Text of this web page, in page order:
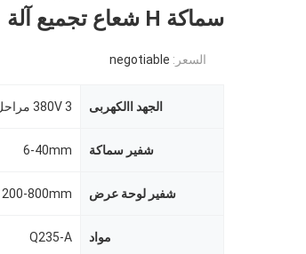
سماكة H شعاع تجميع آلة
السعر: negotiable
الجهد االكهربى 380V 3 مراحل 50Hz أو حسب الطلب
شفير سماكة 6-40mm
شفير لوحة عرض 200-800mm
مواد Q235-A